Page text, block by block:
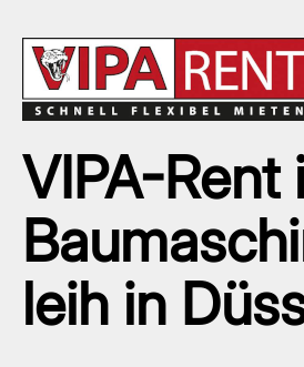
VIPA-Rent
leih in